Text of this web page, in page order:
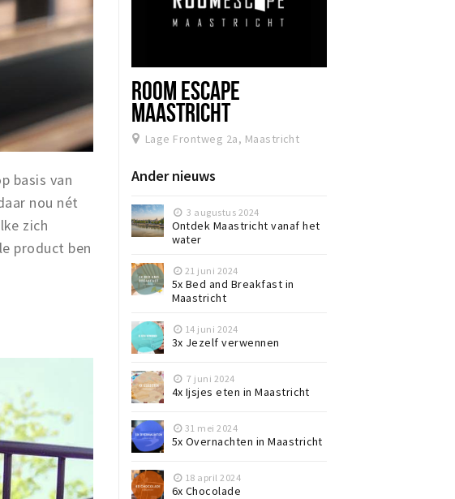
basis van
nou nét
zich
product ben
ROOM ESCAPE
MAASTRICHT
Lage Frontweg 2a, Maastricht
Ander nieuws
3 augustus 2024
Ontdek Maastricht vanaf het
water
21 juni 2024
5x Bed and Breakfast in
Maastricht
14 juni 2024
3x Jezelf verwennen
7 juni 2024
4x Ijsjes eten in Maastricht
31 mei 2024
5x Overnachten in Maastricht
18 april 2024
6x Chocolade